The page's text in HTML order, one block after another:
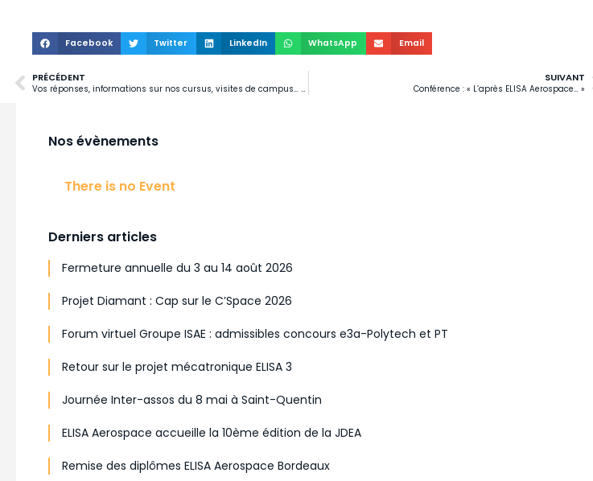
Facebook Twitter LinkedIn WhatsApp Email
PRÉCÉDENT
Vos réponses, informations sur nos cursus, visites de campus… Tout savoir sur Parcoursup
SUIVANT
Conférence : « L’après ELISA Aerospace… »
Nos évènements
There is no Event
Derniers articles
Fermeture annuelle du 3 au 14 août 2026
Projet Diamant : Cap sur le C’Space 2026
Forum virtuel Groupe ISAE : admissibles concours e3a-Polytech et PT
Retour sur le projet mécatronique ELISA 3
Journée Inter-assos du 8 mai à Saint-Quentin
ELISA Aerospace accueille la 10ème édition de la JDEA
Remise des diplômes ELISA Aerospace Bordeaux